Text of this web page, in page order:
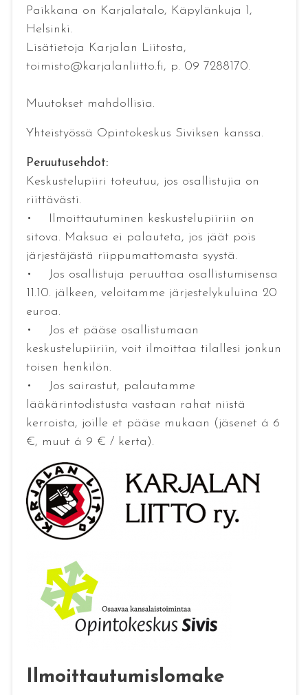
Paikkana on Karjalatalo, Käpylänkuja 1,
Helsinki.
Lisätietoja Karjalan Liitosta,
toimisto@karjalanliitto.fi, p. 09 7288170.
Muutokset mahdollisia.
Yhteistyössä Opintokeskus Siviksen kanssa.
Peruutusehdot:
Keskustelupiiri toteutuu, jos osallistujia on
riittävästi.
• Ilmoittautuminen keskustelupiiriin on
sitova. Maksua ei palauteta, jos jäät pois
järjestäjästä riippumattomasta syystä.
• Jos osallistuja peruuttaa osallistumisensa
11.10. jälkeen, veloitamme järjestelykuluina 20
euroa.
• Jos et pääse osallistumaan
keskustelupiiriin, voit ilmoittaa tilallesi jonkun
toisen henkilön.
• Jos sairastut, palautamme
lääkärintodistusta vastaan rahat niistä
kerroista, joille et pääse mukaan (jäsenet á 6
€, muut á 9 € / kerta).
Ilmoittautumislomake